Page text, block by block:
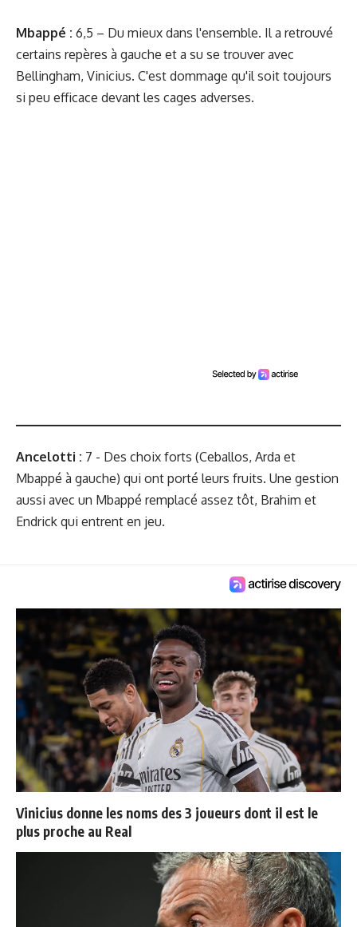
Mbappé : 6,5 – Du mieux dans l'ensemble. Il a retrouvé
certains repères à gauche et a su se trouver avec
Bellingham, Vinicius. C'est dommage qu'il soit toujours
si peu efficace devant les cages adverses.
Ancelotti : 7 - Des choix forts (Ceballos, Arda et
Mbappé à gauche) qui ont porté leurs fruits. Une gestion
aussi avec un Mbappé remplacé assez tôt, Brahim et
Endrick qui entrent en jeu.
Vinicius donne les noms des 3 joueurs dont il est le
plus proche au Real